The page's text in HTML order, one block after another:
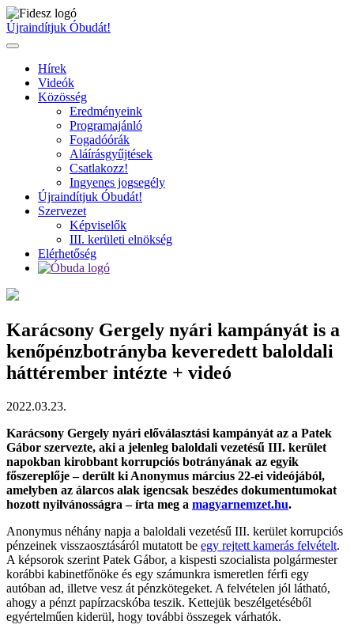
Ugrás
a
tartalomhoz
Újraindítjuk Óbudát!
Hírek
Videók
Közösség
Eredményeink
Programajánló
Fogadóórák
Aláírásgyűjtések
Csatlakozz!
Ingyenes jogsegély
Újraindítjuk Óbudát!
Szervezet
Képviselők
III. kerületi elnökség
Elérhetőség
Karácsony Gergely nyári kampányát is a
kenőpénzbotrányba keveredett baloldali
háttérember intézte + videó
2022.03.23.
Karácsony Gergely nyári előválasztási kampányát az a Patek
Gábor szervezte, aki a jelenleg baloldali vezetésű III. kerület
napokban kirobbant korrupciós botrányának az egyik
főszereplője – derült ki Anonymus március 22-ei videójából,
amelyben az álarcos alak igencsak beszédes dokumentumokat
hozott nyilvánosságra – írta meg a magyarnemzet.hu.
Anonymus néhány napja a baloldali vezetésű III. kerület korrupciós
pénzeinek visszaosztásáról mutatott be egy rejtett kamerás felvételt.
A képsorok szerint Patek Gábor, a kispesti szocialista polgármester
korábbi kabinetfőnöke és egy számunkra ismeretlen férfi egy
autóban ad, illetve vesz át pénzkötegeket. A felvételen jól látható,
ahogy a pénzt papírzacskóba teszik. Kettejük beszélgetéséből
egyértelműen kiderül, hogy további összegek várhatók.